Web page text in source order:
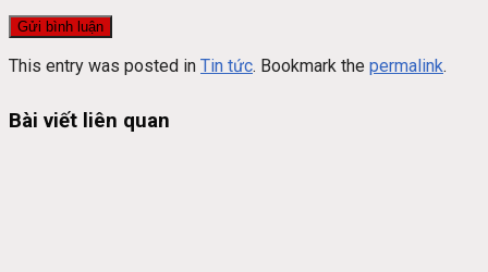
This entry was posted in Tin tức. Bookmark the permalink.
Bài viết liên quan